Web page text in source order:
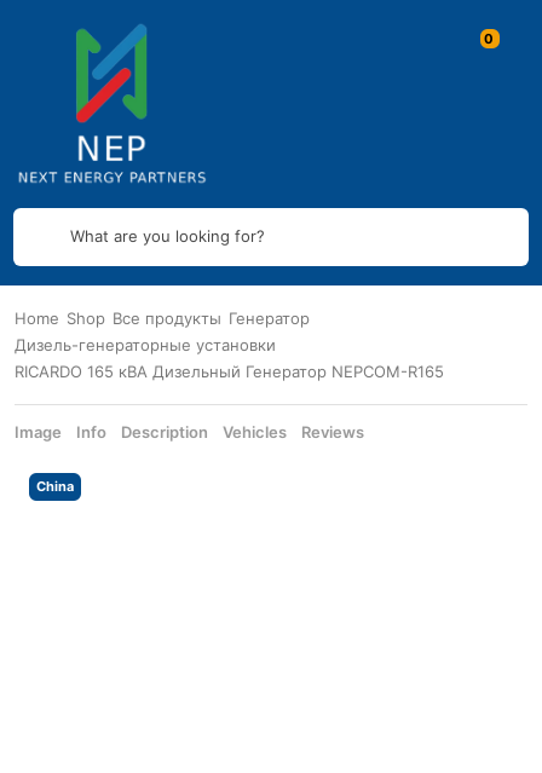
What are you looking for?
Home Shop Все продукты Генератор
Дизель-генераторные установки
RICARDO 165 кВА Дизельный Генератор NEPCOM-R165
Image Info Description Vehicles Reviews
China